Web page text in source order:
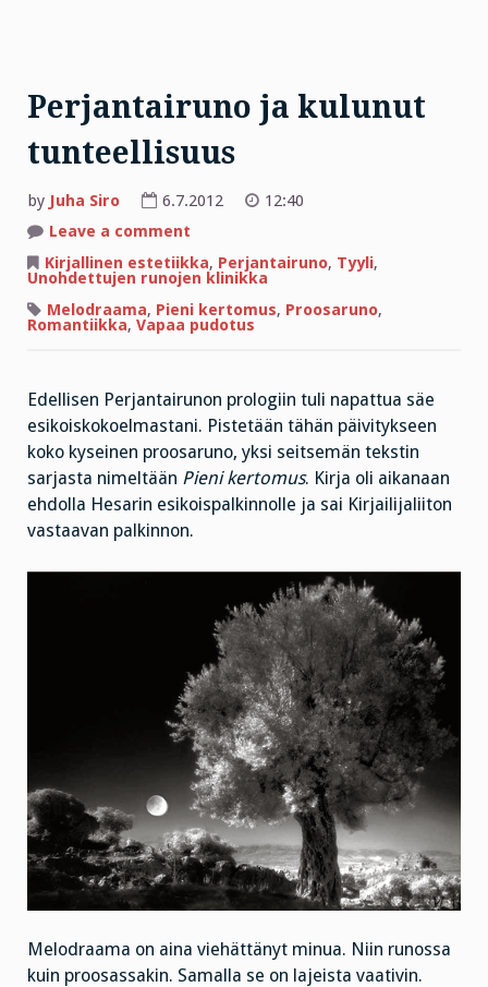
Perjantairuno ja kulunut
tunteellisuus
by Juha Siro 6.7.2012
12:40
Leave a comment
ja
kulunut
Kirjallinen estetiikka, Perjantairuno, Tyyli,
Unohdettujen runojen klinikka
Melodraama, Pieni kertomus, Proosaruno,
Romantiikka, Vapaa pudotus
Edellisen Perjantairunon prologiin tuli napattua säe
esikoiskokoelmastani. Pistetään tähän päivitykseen
koko kyseinen proosaruno, yksi seitsemän tekstin
sarjasta nimeltään Pieni kertomus. Kirja oli aikanaan
ehdolla Hesarin esikoispalkinnolle ja sai Kirjailijaliiton
vastaavan palkinnon.
Melodraama on aina viehättänyt minua. Niin runossa
kuin proosassakin. Samalla se on lajeista vaativin.